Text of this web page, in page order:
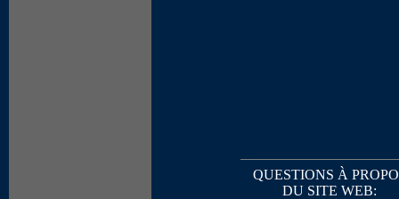
QUESTIONS À
DU SITE WEB: